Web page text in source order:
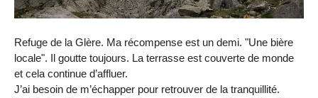
Refuge de la Glère. Ma récompense est un demi. "Une bière
locale". Il goutte toujours. La terrasse est couverte de monde
et cela continue d’affluer.
J’ai besoin de m’échapper pour retrouver de la tranquillité.